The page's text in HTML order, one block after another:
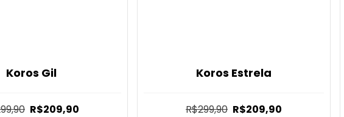
Koros Gil
R$209,90
Koros Estrela
R$299,90 R$209,90